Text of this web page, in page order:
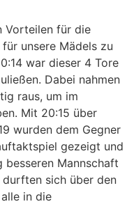
Vorteilen für die
unsere Mädels zu
war dieser 4 Tore
Dabei nahmen
raus, um im
Mit 20:15 über
wurden dem Gegner
gezeigt und
Mannschaft
sich über den
in die